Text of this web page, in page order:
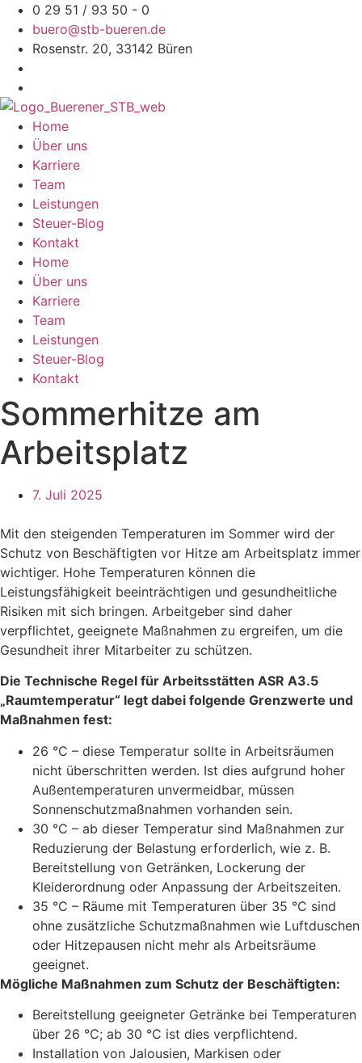
Zum
Inhalt
springen
0 29 51 / 93 50 - 0
buero@stb-bueren.de
Rosenstr. 20, 33142 Büren
Home
Über uns
Karriere
Team
Leistungen
Steuer-Blog
Kontakt
Home
Über uns
Karriere
Team
Leistungen
Steuer-Blog
Kontakt
Sommerhitze am
Arbeitsplatz
7. Juli 2025
Mit den steigenden Temperaturen im Sommer wird der
Schutz von Beschäftigten vor Hitze am Arbeitsplatz immer
wichtiger. Hohe Temperaturen können die
Leistungsfähigkeit beeinträchtigen und gesundheitliche
Risiken mit sich bringen. Arbeitgeber sind daher
verpflichtet, geeignete Maßnahmen zu ergreifen, um die
Gesundheit ihrer Mitarbeiter zu schützen.
Die Technische Regel für Arbeitsstätten ASR A3.5
„Raumtemperatur“ legt dabei folgende Grenzwerte und
Maßnahmen fest:
26 °C – diese Temperatur sollte in Arbeitsräumen
nicht überschritten werden. Ist dies aufgrund hoher
Außentemperaturen unvermeidbar, müssen
Sonnenschutzmaßnahmen vorhanden sein.
30 °C – ab dieser Temperatur sind Maßnahmen zur
Reduzierung der Belastung erforderlich, wie z. B.
Bereitstellung von Getränken, Lockerung der
Kleiderordnung oder Anpassung der Arbeitszeiten.
35 °C – Räume mit Temperaturen über 35 °C sind
ohne zusätzliche Schutzmaßnahmen wie Luftduschen
oder Hitzepausen nicht mehr als Arbeitsräume
geeignet.
Mögliche Maßnahmen zum Schutz der Beschäftigten:
Bereitstellung geeigneter Getränke bei Temperaturen
über 26 °C; ab 30 °C ist dies verpflichtend.
Installation von Jalousien, Markisen oder